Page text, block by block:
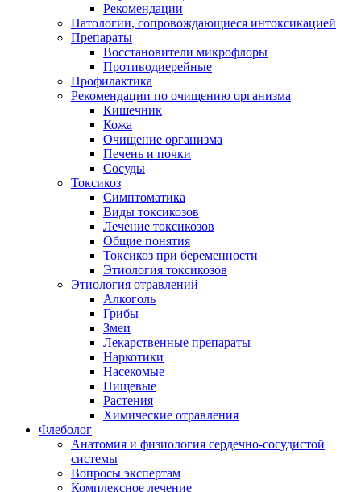
Рекомендации
Патологии, сопровождающиеся интоксикацией
Препараты
Восстановители микрофлоры
Противодиерейные
Профилактика
Рекомендации по очищению организма
Кишечник
Кожа
Очищение организма
Печень и почки
Сосуды
Токсикоз
Cимптоматика
Виды токсикозов
Лечение токсикозов
Общие понятия
Токсикоз при беременности
Этиология токсикозов
Этиология отравлений
Алкоголь
Грибы
Змеи
Лекарственные препараты
Наркотики
Насекомые
Пищевые
Растения
Химические отравления
Флеболог
Анатомия и физиология сердечно-сосудистой
системы
Вопросы экспертам
Комплексное лечение